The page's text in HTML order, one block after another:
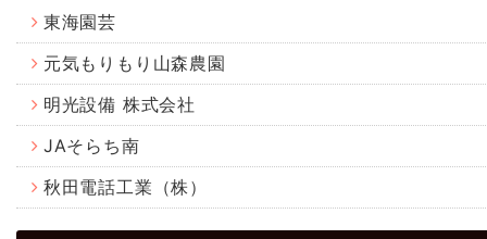
東海園芸
元気もりもり山森農園
明光設備 株式会社
JAそらち南
秋田電話工業（株）